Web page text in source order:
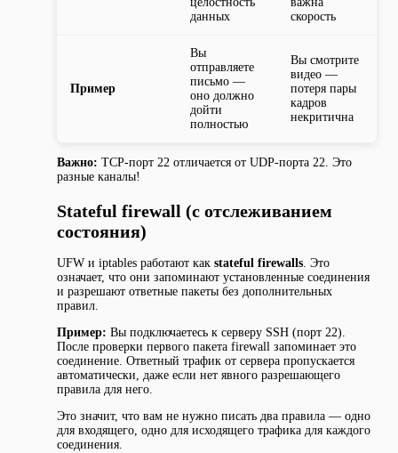
данных
скорость
Пример
Вы
отправляете
письмо —
оно должно
дойти
полностью
Вы смотрите
видео —
потеря пары
кадров
некритична
Важно: TCP-порт 22 отличается от UDP-порта 22. Это
разные каналы!
Stateful firewall (с отслеживанием
состояния)
UFW и iptables работают как stateful firewalls. Это
означает, что они запоминают установленные соединения
и разрешают ответные пакеты без дополнительных
правил.
Пример: Вы подключаетесь к серверу SSH (порт 22).
После проверки первого пакета firewall запоминает это
соединение. Ответный трафик от сервера пропускается
автоматически, даже если нет явного разрешающего
правила для него.
Это значит, что вам не нужно писать два правила — одно
для входящего, одно для исходящего трафика для каждого
соединения.